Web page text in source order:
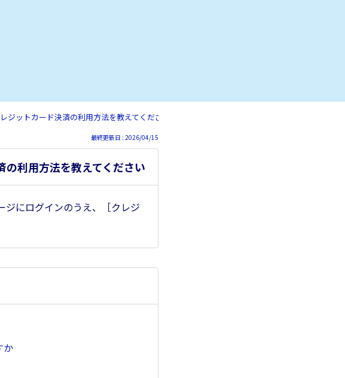
ジットカード決済の利用方法を教えてください
最終更新日 : 2026/04/15
利用方法を教えてください
ジにログインのうえ、［クレジ
か